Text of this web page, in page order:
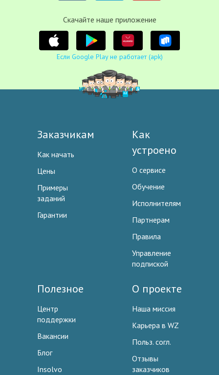
Cкачайте наше приложение
Если Google Play не работает (apk)
Заказчикам
Как начать
Цены
Примеры
заданий
Гарантии
Как
устроено
О сервисе
Обучение
Исполнителям
Партнерам
Правила
Управление
подпиской
Полезное
Центр
поддержки
Вакансии
Блог
Insolvo
О проекте
Наша миссия
Карьера в WZ
Польз. согл.
Отзывы
заказчиков